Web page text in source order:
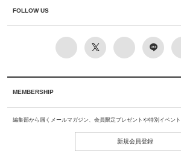
FOLLOW US
MEMBERSHIP
編集部から届くメールマガジン、会員限定プレゼントや特別イベン
新規会員登録